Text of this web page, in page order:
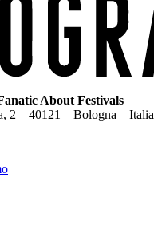
About Festivals
2 – 40121 – Bologna – Italia